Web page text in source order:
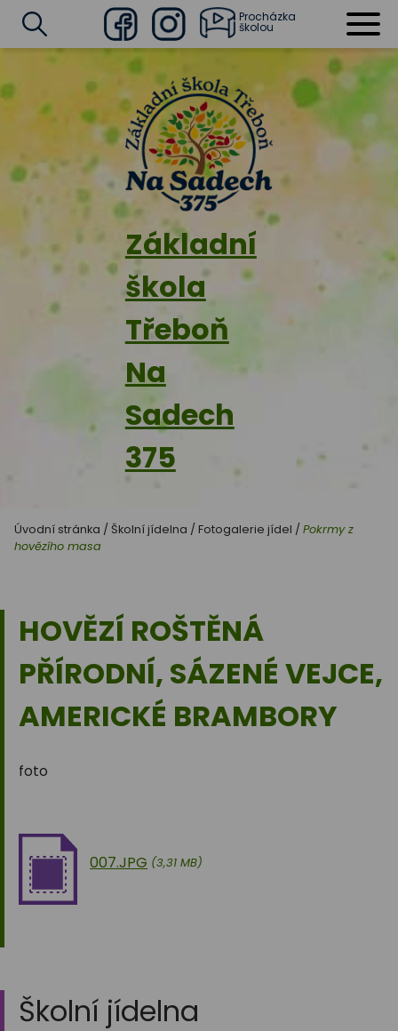
Základní
škola
Třeboň
Na
Sadech
375
FacebookInstagram
Procházka
školou
Úvodní stránka / Školní jídelna / Fotogalerie jídel / Pokrmy z
hovězího masa
HOVĚZÍ ROŠTĚNÁ
PŘÍRODNÍ, SÁZENÉ VEJCE,
AMERICKÉ BRAMBORY
foto
007.JPG (3,31 MB)
Školní jídelna